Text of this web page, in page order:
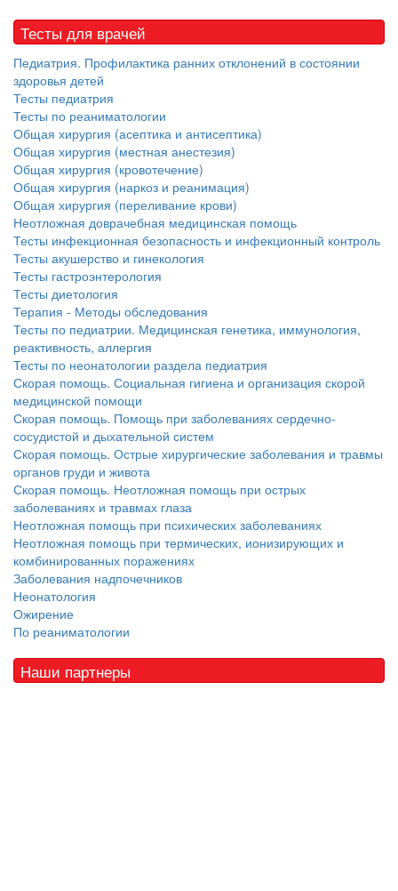
Тесты для врачей
Педиатрия. Профилактика ранних отклонений в состоянии
здоровья детей
Тесты педиатрия
Тесты по реаниматологии
Общая хирургия (асептика и антисептика)
Общая хирургия (местная анестезия)
Общая хирургия (кровотечение)
Общая хирургия (наркоз и реанимация)
Общая хирургия (переливание крови)
Неотложная доврачебная медицинская помощь
Тесты инфекционная безопасность и инфекционный контроль
Тесты акушерство и гинекология
Тесты гастроэнтерология
Тесты диетология
Терапия - Методы обследования
Тесты по педиатрии. Медицинская генетика, иммунология,
реактивность, аллергия
Тесты по неонатологии раздела педиатрия
Скорая помощь. Социальная гигиена и организация скорой
медицинской помощи
Скорая помощь. Помощь при заболеваниях сердечно-
сосудистой и дыхательной систем
Скорая помощь. Острые хирургические заболевания и травмы
органов груди и живота
Скорая помощь. Неотложная помощь при острых
заболеваниях и травмах глаза
Неотложная помощь при психических заболеваниях
Неотложная помощь при термических, ионизирующих и
комбинированных поражениях
Заболевания надпочечников
Неонатология
Ожирение
По реаниматологии
Наши партнеры